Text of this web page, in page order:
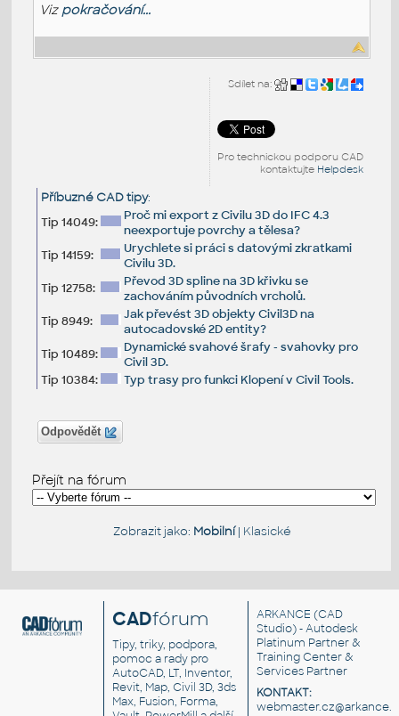
Viz pokračování...
Sdílet na:
Pro technickou podporu CAD
kontaktujte Helpdesk
Příbuzné CAD tipy:
Tip 14049:
Proč mi export z Civilu 3D do IFC 4.3
neexportuje povrchy a tělesa?
Tip 14159:
Urychlete si práci s datovými zkratkami
Civilu 3D.
Tip 12758:
Převod 3D spline na 3D křivku se
zachováním původních vrcholů.
Tip 8949:
Jak převést 3D objekty Civil3D na
autocadovské 2D entity?
Tip 10489:
Dynamické svahové šrafy - svahovky pro
Civil 3D.
Tip 10384:
Typ trasy pro funkci Klopení v Civil Tools.
Odpovědět
Přejít na fórum
Zobrazit jako: Mobilní| Klasické
CADfórum
Tipy, triky, podpora,
pomoc a rady pro
AutoCAD, LT, Inventor,
Revit, Map, Civil 3D, 3ds
Max, Fusion, Forma,
ARKANCE (CAD
Studio) - Autodesk
Platinum Partner &
Training Center &
Services Partner
KONTAKT: